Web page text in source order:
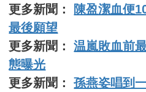
更多新聞：
陳盈潔血便
最後願望
更多新聞：温嵐敗血前
態曝光
更多新聞：孫燕姿唱到